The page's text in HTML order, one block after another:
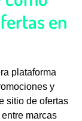
en
plataforma
y
sitio de ofertas
marcas